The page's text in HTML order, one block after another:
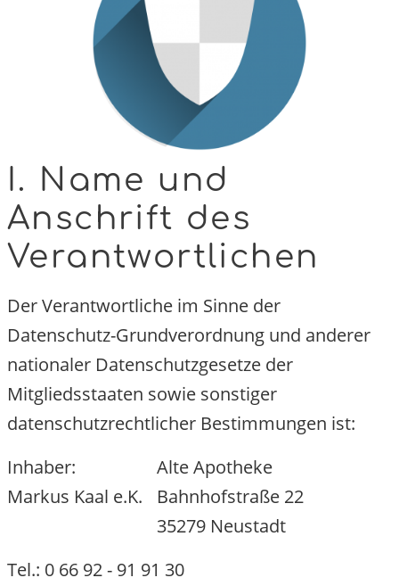
I. Name und
Anschrift des
Verantwortlichen
Der Verantwortliche im Sinne der
Datenschutz-Grundverordnung und anderer
nationaler Datenschutzgesetze der
Mitgliedsstaaten sowie sonstiger
datenschutzrechtlicher Bestimmungen ist:
Inhaber:
Markus Kaal e.K.
Alte Apotheke
Bahnhofstraße 22
35279 Neustadt
Tel.: 0 66 92 - 91 91 30